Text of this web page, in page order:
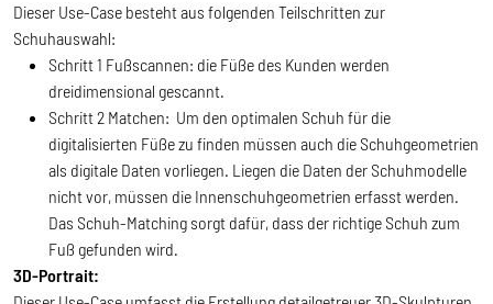
Dieser Use-Case besteht aus folgenden Teilschritten zur
Schuhauswahl:
Schritt 1 Fußscannen: die Füße des Kunden werden
dreidimensional gescannt.
Schritt 2 Matchen: Um den optimalen Schuh für die
digitalisierten Füße zu finden müssen auch die Schuhgeometrien
als digitale Daten vorliegen. Liegen die Daten der Schuhmodelle
nicht vor, müssen die Innenschuhgeometrien erfasst werden.
Das Schuh-Matching sorgt dafür, dass der richtige Schuh zum
Fuß gefunden wird.
3D-Portrait: